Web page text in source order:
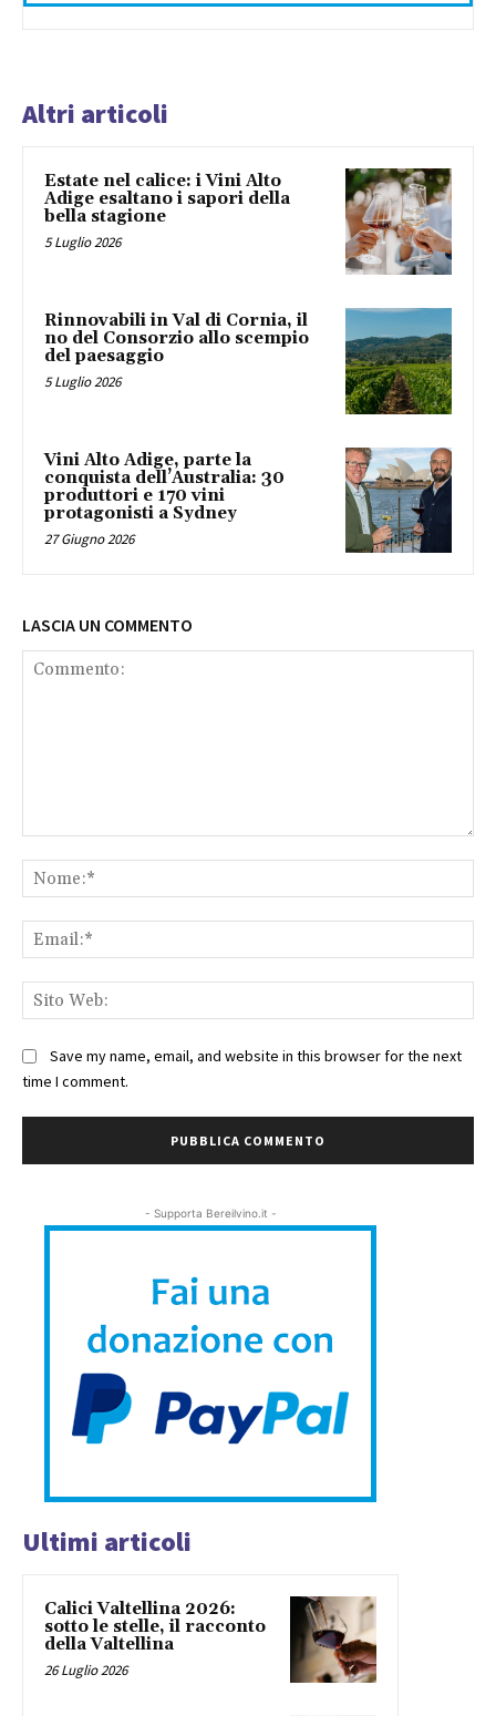
Altri articoli
Estate nel calice: i Vini Alto
Adige esaltano i sapori della
bella stagione
5 Luglio 2026
Rinnovabili in Val di Cornia, il
no del Consorzio allo scempio
del paesaggio
5 Luglio 2026
Vini Alto Adige, parte la
conquista dell’Australia: 30
produttori e 170 vini
protagonisti a Sydney
27 Giugno 2026
LASCIA UN COMMENTO
Save my name, email, and website in this browser for the next
time I comment.
- Supporta Bereilvino.it -
Ultimi articoli
Calici Valtellina 2026:
sotto le stelle, il racconto
della Valtellina
26 Luglio 2026